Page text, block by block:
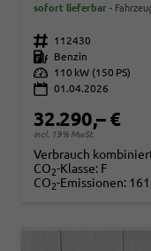
sofort lieferbar
Fahrzeugnr. 112430
Kraftstoff
Benzin
Leistung
110 kW (150 PS)
01.04.2026
32.290,– €
incl. 19% MwSt.
Verbrauch
CO2-Klasse: F
CO2-Emissionen: